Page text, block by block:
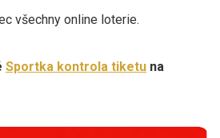
všechny online loterie.
Sportka kontrola tiketu na